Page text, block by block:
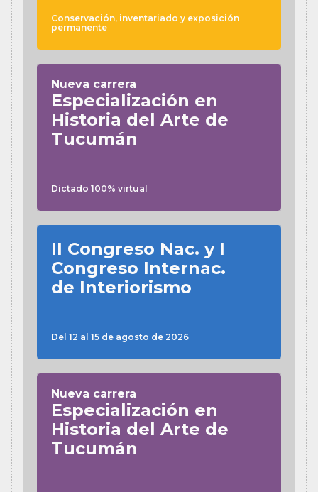
Conservación, inventariado y exposición
permanente
Nueva carrera
Especialización en
Historia del Arte de
Tucumán
Dictado 100% virtual
II Congreso Nac. y I
Congreso Internac.
de Interiorismo
Del 12 al 15 de agosto de 2026
Nueva carrera
Especialización en
Historia del Arte de
Tucumán